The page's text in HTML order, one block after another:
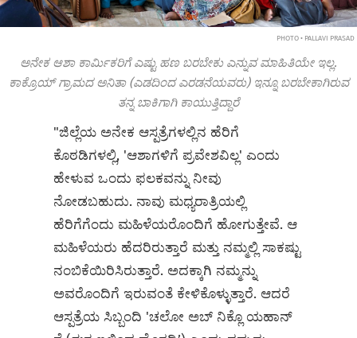
PHOTO • PALLAVI PRASAD
ಅನೇಕ ಆಶಾ ಕಾರ್ಮಿಕರಿಗೆ ಎಷ್ಟು ಹಣ ಬರಬೇಕು ಎನ್ನುವ ಮಾಹಿತಿಯೇ ಇಲ್ಲ.
ಕಾಕ್ರೊಯ್ ಗ್ರಾಮದ ಅನಿತಾ (ಎಡದಿಂದ ಎರಡನೆಯವರು) ಇನ್ನೂ ಬರಬೇಕಾಗಿರುವ
ತನ್ನ ಬಾಕಿಗಾಗಿ ಕಾಯುತ್ತಿದ್ದಾರೆ
"ಜಿಲ್ಲೆಯ ಅನೇಕ ಆಸ್ಪತ್ರೆಗಳಲ್ಲಿನ ಹೆರಿಗೆ
ಕೊಠಡಿಗಳಲ್ಲಿ, 'ಆಶಾಗಳಿಗೆ ಪ್ರವೇಶವಿಲ್ಲ' ಎಂದು
ಹೇಳುವ ಒಂದು ಫಲಕವನ್ನು ನೀವು
ನೋಡಬಹುದು. ನಾವು ಮಧ್ಯರಾತ್ರಿಯಲ್ಲಿ
ಹೆರಿಗೆಗೆಂದು ಮಹಿಳೆಯರೊಂದಿಗೆ ಹೋಗುತ್ತೇವೆ. ಆ
ಮಹಿಳೆಯರು ಹೆದರಿರುತ್ತಾರೆ ಮತ್ತು ನಮ್ಮಲ್ಲಿ ಸಾಕಷ್ಟು
ನಂಬಿಕೆಯಿರಿಸಿರುತ್ತಾರೆ. ಅದಕ್ಕಾಗಿ ನಮ್ಮನ್ನು
ಅವರೊಂದಿಗೆ ಇರುವಂತೆ ಕೇಳಿಕೊಳ್ಳುತ್ತಾರೆ. ಆದರೆ
ಆಸ್ಪತ್ರೆಯ ಸಿಬ್ಬಂದಿ 'ಚಲೋ ಅಬ್ ನಿಕ್ಲೊ ಯಹಾನ್